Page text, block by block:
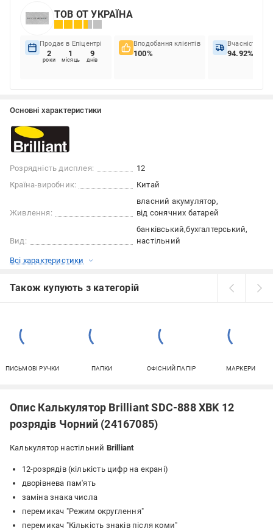
ТОВ ОТ УКРАЇНА
Продає в Епіцентрі
2
роки
1
місяць
9
днів
Вподобання клієнтів
100%
Вчасність
94.92%
Основні характеристики
Розрядність дисплея:
12
Країна-виробник:
Китай
Живлення:
власний акумулятор
від сонячних батарей
Вид:
банківський бухгалтерський
настільний
Всі характеристики
Також купують з категорій
ПИСЬМОВІ РУЧКИ ПАПКИ ОФІСНИЙ ПАПІР МАРКЕРИ
Опис Калькулятор Brilliant SDC-888 ХBK 12
розрядів Чорний (24167085)
Калькулятор настільний Brilliant
12-розрядів (кількість цифр на екрані)
дворівнева пам'ять
заміна знака числа
перемикач "Режим округлення"
перемикач "Кількість знаків після коми"